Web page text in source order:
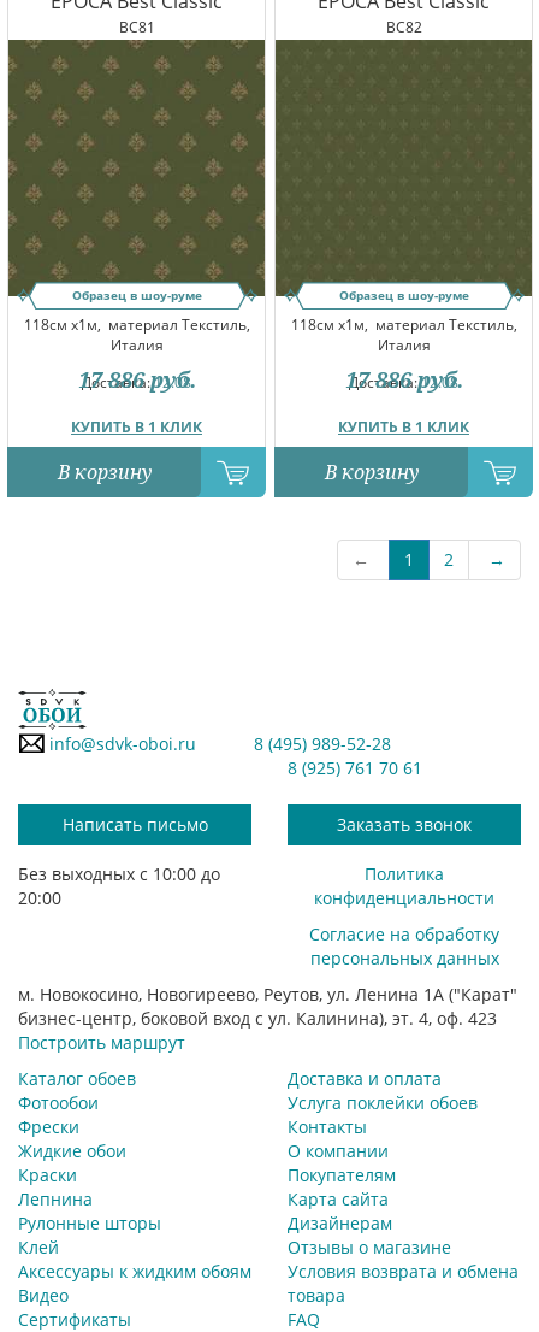
BC81
Образец в шоу-руме
118см x1м, материал Текстиль,
Италия
Доставка:12.08
КУПИТЬ В 1 КЛИК
17 886 руб.
В корзину
BC82
Образец в шоу-руме
118см x1м, материал Текстиль,
Италия
Доставка:12.08
КУПИТЬ В 1 КЛИК
17 886 руб.
В корзину
← 1 2 →
info@sdvk-oboi.ru
8 (495) 989-52-28
8 (925) 761 70 61
Написать письмо Заказать звонок
Без выходных с 10:00 до
20:00
Политика
конфиденциальности
Согласие на обработку
персональных данных
м. Новокосино, Новогиреево, Реутов, ул. Ленина 1А ("Карат"
бизнес-центр, боковой вход с ул. Калинина), эт. 4, оф. 423
Построить маршрут
Каталог обоев
Фотообои
Фрески
Жидкие обои
Краски
Лепнина
Рулонные шторы
Клей
Аксессуары к жидким обоям
Видео
Сертификаты
Доставка и оплата
Услуга поклейки обоев
Контакты
О компании
Покупателям
Карта сайта
Дизайнерам
Отзывы о магазине
Условия возврата и обмена
товара
FAQ